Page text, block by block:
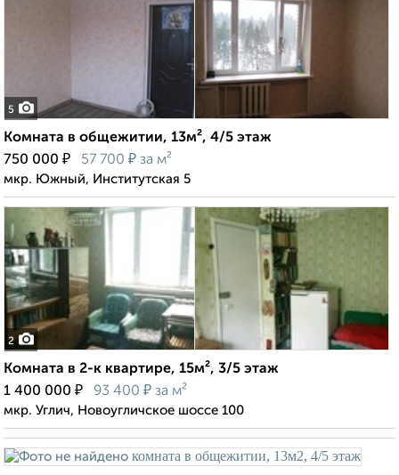
5
Комната в общежитии, 13м², 4/5 этаж
750 000 ₽ 57 700 ₽ за м²
мкр. Южный, Институтская 5
2
Комната в 2-к квартире, 15м², 3/5 этаж
1 400 000 ₽ 93 400 ₽ за м²
мкр. Углич, Новоугличское шоссе 100